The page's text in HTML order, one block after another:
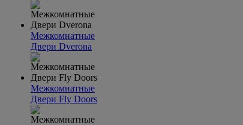
Межкомнатные
Двери Dverona
Межкомнатные
Двери Fly Doors